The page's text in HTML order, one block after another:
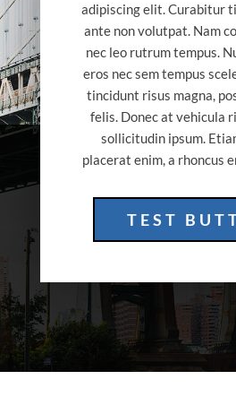
adipiscing elit. Curabitur
ante non volutpat. Nam
nec leo rutrum tempus.
eros nec sem tempus
tincidunt risus magna,
felis. Donec at vehicula
sollicitudin ipsum.
placerat enim, a rhoncus
TEST